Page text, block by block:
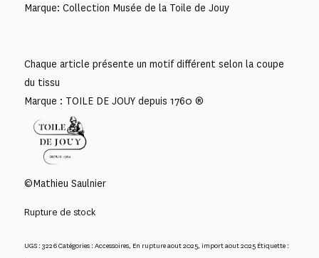
Marque: Collection Musée de la Toile de Jouy
Chaque article présente un motif différent selon la coupe
du tissu
Marque : TOILE DE JOUY depuis 1760 ®
©Mathieu Saulnier
Rupture de stock
UGS :3226Catégories :Accessoires, En rupture aout 2025, import aout 2025 Étiquette :